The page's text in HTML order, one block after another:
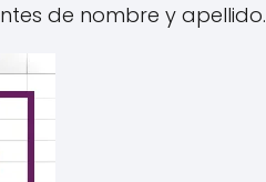
de nombre y apellido.